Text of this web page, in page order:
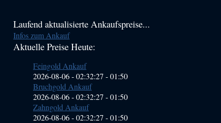
Haupt-
Sidebar
Laufend aktualisierte Ankaufspreise...
Infos zum Ankauf
Aktuelle Preise Heute:
Feingold Ankauf
2026-08-06 - 02:32:27 -01:50
Bruchgold Ankauf
2026-08-06 - 02:32:27 -01:50
Zahngold Ankauf
2026-08-06 - 02:32:27 -01:50